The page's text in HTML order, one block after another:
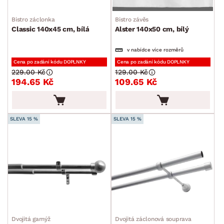
Závěsy
Garnýže a příslušenství
Kuchyňský textil
Stolování a vaření
Ukládání a organizace
Drobné bytové doplňky
Velikonoce
Bistro záclonka
Classic 140x45 cm, bílá
Cena po zadání kódu DOPLNKY
194.65 Kč
229.00 Kč
Bistro závěs
Alster 140x50 cm, bílý
v nabídce více rozměrů
Cena po zadání kódu DOPLNKY
109.65 Kč
129.00 Kč
SLEVA 15 %
Dvojitá garnýž
SLEVA 15 %
Dvojitá záclonová souprava